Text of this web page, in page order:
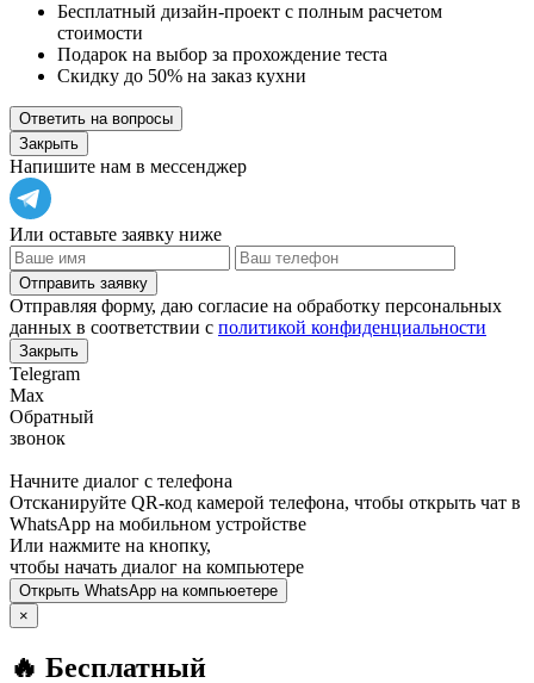
Бесплатный дизайн-проект с полным расчетом
стоимости
Подарок на выбор за прохождение теста
Скидку до 50% на заказ кухни
Ответить на вопросы
Закрыть
Напишите нам в мессенджер
Или оставьте заявку ниже
Отправить заявку
Отправляя форму, даю согласие на обработку персональных
данных в соответствии с политикой конфиденциальности
Закрыть
Telegram
Max
Обратный
звонок
Начните диалог с телефона
Отсканируйте QR-код камерой телефона, чтобы открыть чат в
WhatsApp на мобильном устройстве
Или нажмите на кнопку,
чтобы начать диалог на компьютере
Открыть WhatsApp на компьюетере
×
🔥 Бесплатный